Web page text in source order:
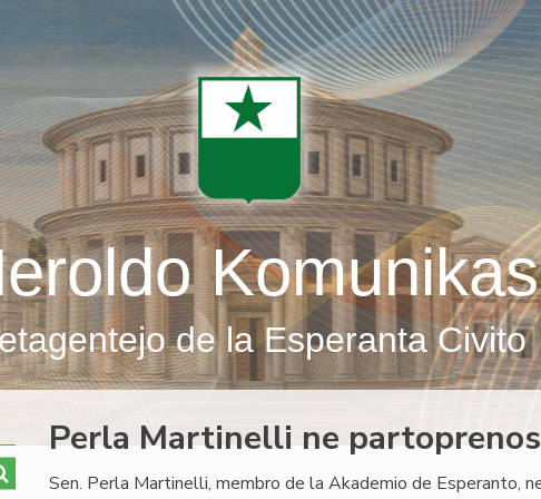
Komunikas
de la Esperanta Civito
Perla Martinelli ne
Sen. Perla Martinelli, membro de la Akademio de Esperanto,